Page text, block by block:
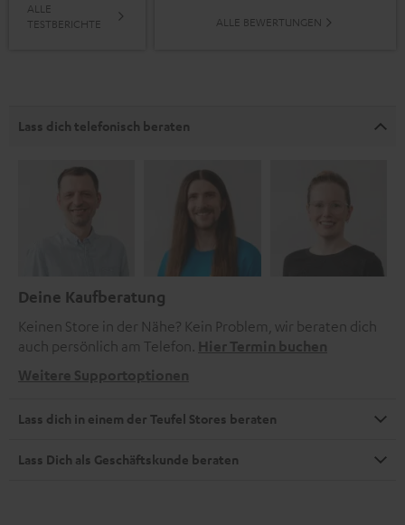
ALLE
TESTBERICHTE
ALLE BEWERTUNGEN
Lass dich telefonisch beraten
Deine Kaufberatung
Keinen Store in der Nähe? Kein Problem, wir beraten dich
auch persönlich am Telefon. Hier Termin buchen
Weitere Supportoptionen
Lass dich in einem der Teufel Stores beraten
Lass Dich als Geschäftskunde beraten